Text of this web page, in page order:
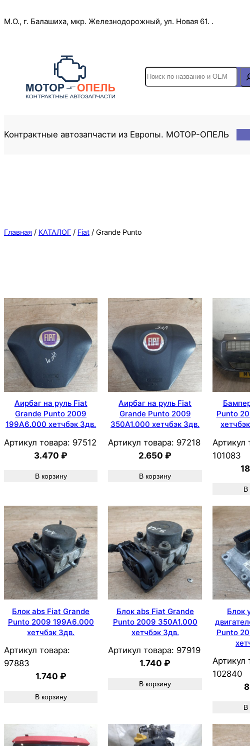
к
М.О., г. Балашиха, мкр. Железнодорожный, ул. Новая 61. .
S
e
h
Контрактные автозапчасти из Европы. МОТОР-ОПЕЛЬ
Главная / КАТАЛОГ / Fiat / Grande Punto
Аирбаг на руль Fiat
Grande Punto 2009
199A6.000 хетчбэк 3дв.
Артикул товара: 97512
3.470₽
В корзину
Аирбаг на руль Fiat
Grande Punto 2009
350A1.000 хетчбэк 3дв.
Артикул товара: 97218
2.650₽
В корзину
Punto
Артикул
101083
В
Блок abs Fiat Grande
Punto 2009 199A6.000
хетчбэк 3дв.
Артикул товара:
97883
1.740 ₽
В корзину
Блок abs Fiat Grande
Punto 2009 350A1.000
хетчбэк 3дв.
Артикул товара: 97919
1.740₽
В корзину
Блок
Punto
Артикул
102840
В